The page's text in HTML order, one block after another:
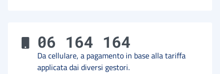
06 164 164
Da cellulare, a pagamento in base alla tariffa
applicata dai diversi gestori.